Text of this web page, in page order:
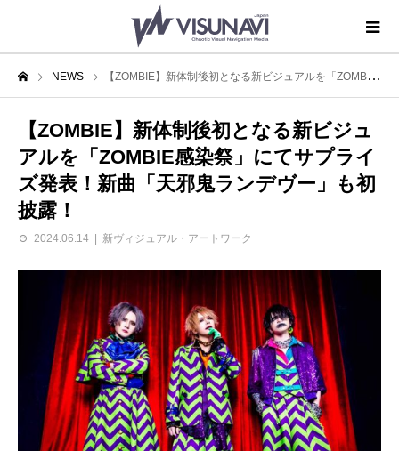
NEWS 【ZOMBIE】新体制後初となる新ビジュアルを「ZOMBIE感染祭」にてサプライズ発表！新曲「天邪鬼ランデヴー」も初披露！
【ZOMBIE】新体制後初となる新ビジュ
アルを「ZOMBIE感染祭」にてサプライ
ズ発表！新曲「天邪鬼ランデヴー」も初
披露！
2024.06.14 新ヴィジュアル・アートワーク